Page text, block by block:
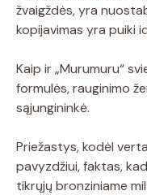
žvaigždės, yra
kopijavimas yra puiki
Kaip ir „Murumuru“
formulės, rauginimo
sąjungininkė.
Priežastys, kodėl
pavyzdžiui, faktas,
tikrųjų bronziniame